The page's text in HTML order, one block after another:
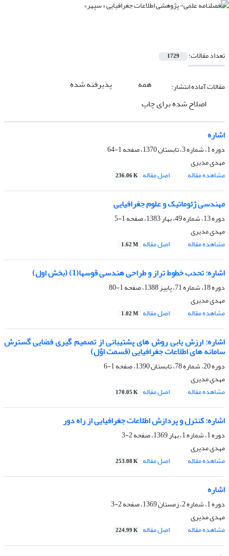
تعداد مقالات: 1729
مقالات آماده انتشار: همه
پذیرفته شده
اصلاح شده برای چاپ
اشاره
دوره 1، شماره 3، تابستان 1370، صفحه
1-64
مهدی مدیری
مشاهده مقاله
اصل مقاله 236.06 K
مهندسی ژئوماتیک و علوم جغرافیایی
دوره 13، شماره 49، بهار 1383، صفحه
1-5
مهدی مدیری
مشاهده مقاله
اصل مقاله 1.62 M
اشاره: تحدب خطوط تراز و طراحى هندسى قوس‏ها(1) (بخش اول)
دوره 18، شماره 71، پاییز 1388، صفحه
1-80
مهدی مدیری
مشاهده مقاله
اصل مقاله 1.02 M
اشاره: ارزش یابى روش‏ هاى پشتیبانى از تصمیم‏ گیرى فضایى گسترش
سامانه ‏هاى اطلاعات جغرافیایى (قسمت اوّل)
دوره 20، شماره 78، تابستان 1390، صفحه
1-6
مهدی مدیری
مشاهده مقاله
اصل مقاله 170.05 K
اشاره: کنترل و پردازش اطلاعات جغرافیایى از راه دور
دوره 1، شماره 1، بهار 1369، صفحه
2-3
مهدی مدیری
مشاهده مقاله
اصل مقاله 253.08 K
اشاره
دوره 1، شماره 2، زمستان 1369، صفحه
2-3
مهدی مدیری
مشاهده مقاله
اصل مقاله 224.99 K